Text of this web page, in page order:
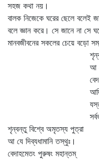
সহজ কথা নয়।
বালক নিজেকে ঘরের ছেলে বলেই
বলে জ্ঞান করে। সে জানে না সে
মানবজীবনের সকলের চেয়ে বড়ো
শৃন্বন্তু বিশ্বে
আ যে
বেদাহমেতং
আদিত্যবর্ণং
যস্তু সর্বানি
সর্বভূতেষু
শৃন্বন্তু বিশ্বে অমৃতস্য পুত্রা
আ যে দিব্যধামানি তস্থুঃ।
বেদাহমেতং পুরুষং মহান্তম্‌